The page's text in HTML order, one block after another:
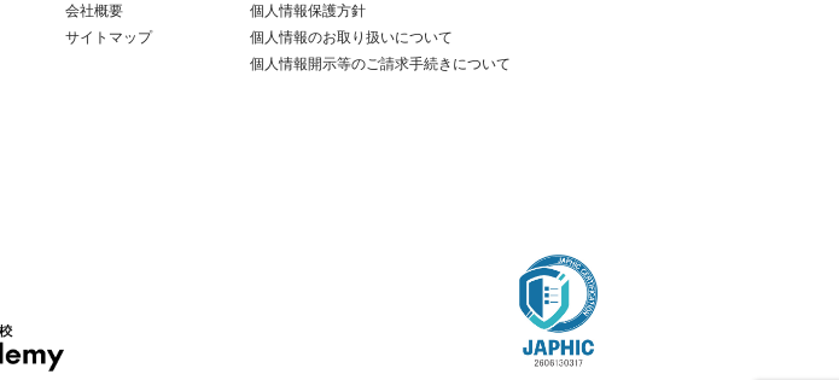
会社概要
サイトマップ
個人情報保護方針
個人情報のお取り扱いについて
個人情報開示等のご請求手続きについて